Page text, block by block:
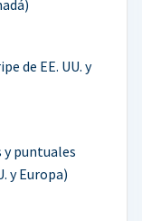
de EE. UU. y
y puntuales
y Europa)